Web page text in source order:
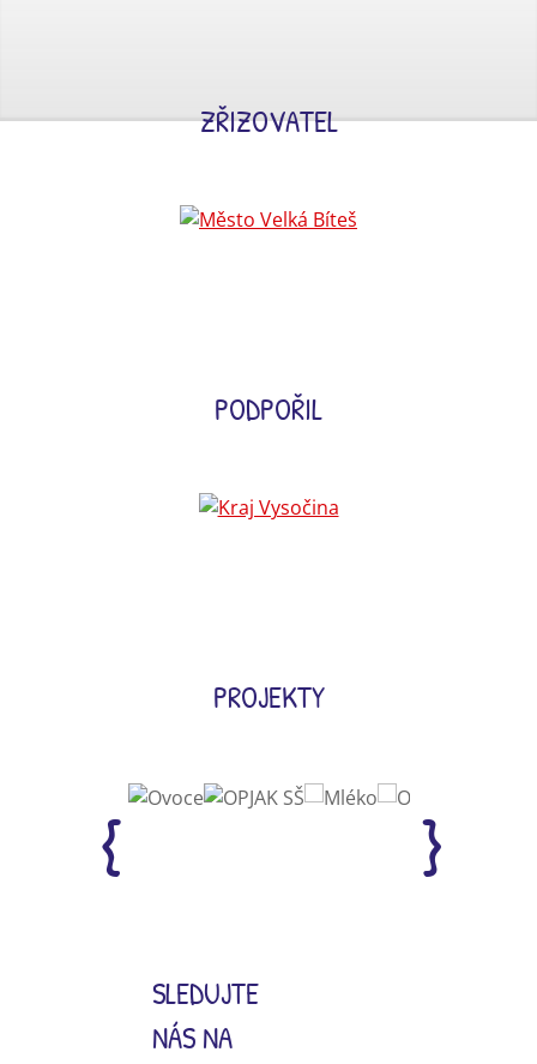
ZŘIZOVATEL
PODPOŘIL
PROJEKTY
SLEDUJTE
NÁS NA